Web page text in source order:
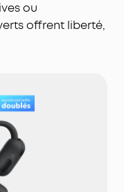
ou
offrent liberté,